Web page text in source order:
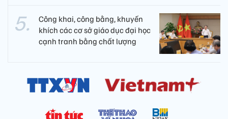
Công khai, công bằng, khuyến
khích các cơ sở giáo dục đại học
cạnh tranh bằng chất lượng​